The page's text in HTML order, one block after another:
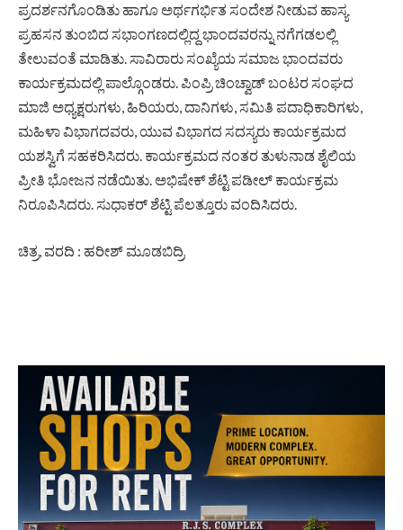
ಪ್ರದರ್ಶನಗೊಂಡಿತು ಹಾಗೂ ಅರ್ಥಗರ್ಭಿತ ಸಂದೇಶ ನೀಡುವ ಹಾಸ್ಯ
ಪ್ರಹಸನ ತುಂಬಿದ ಸಭಾಂಗಣದಲ್ಲಿದ್ದ ಭಾಂದವರನ್ನು ನಗೆಗಡಲಲ್ಲಿ
ತೇಲುವಂತೆ ಮಾಡಿತು. ಸಾವಿರಾರು ಸಂಖ್ಯೆಯ ಸಮಾಜ ಭಾಂದವರು
ಕಾರ್ಯಕ್ರಮದಲ್ಲಿ ಪಾಲ್ಗೊಂಡರು. ಪಿಂಪ್ರಿ ಚಿಂಚ್ವಾಡ್ ಬಂಟರ ಸಂಘದ
ಮಾಜಿ ಅಧ್ಯಕ್ಷರುಗಳು, ಹಿರಿಯರು, ದಾನಿಗಳು, ಸಮಿತಿ ಪದಾಧಿಕಾರಿಗಳು,
ಮಹಿಳಾ ವಿಭಾಗದವರು, ಯುವ ವಿಭಾಗದ ಸದಸ್ಯರು ಕಾರ್ಯಕ್ರಮದ
ಯಶಸ್ವಿಗೆ ಸಹಕರಿಸಿದರು. ಕಾರ್ಯಕ್ರಮದ ನಂತರ ತುಳುನಾಡ ಶೈಲಿಯ
ಪ್ರೀತಿ ಭೋಜನ ನಡೆಯಿತು. ಅಭಿಷೇಕ್ ಶೆಟ್ಟಿ ಪಡೀಲ್ ಕಾರ್ಯಕ್ರಮ
ನಿರೂಪಿಸಿದರು. ಸುಧಾಕರ್ ಶೆಟ್ಟಿ ಪೆಲತ್ತೂರು ವಂದಿಸಿದರು.
ಚಿತ್ರ, ವರದಿ : ಹರೀಶ್ ಮೂಡಬಿದ್ರಿ